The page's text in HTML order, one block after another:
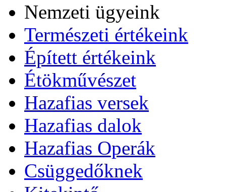
Nemzeti ügyeink
Természeti értékeink
Épített értékeink
Étökművészet
Hazafias versek
Hazafias dalok
Hazafias Operák
Csüggedőknek